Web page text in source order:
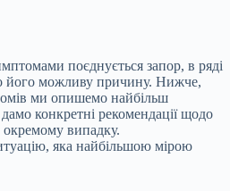
поєднується запор, в ряді
його можливу причину. Нижче,
ми опишемо найбільш
конкретні рекомендації щодо
випадку.
яка найбільшою мірою